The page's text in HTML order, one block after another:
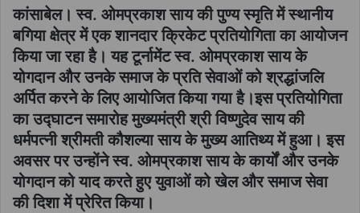
कांसाबेल। स्व. ओमप्रकाश साय की पुण्य स्मृति में स्थानीय
बगिया क्षेत्र में एक शानदार क्रिकेट प्रतियोगिता का आयोजन
किया जा रहा है। यह टूर्नामेंट स्व. ओमप्रकाश साय के
योगदान और उनके समाज के प्रति सेवाओं को श्रद्धांजलि
अर्पित करने के लिए आयोजित किया गया है।इस प्रतियोगिता
का उद्घाटन समारोह मुख्यमंत्री श्री विष्णुदेव साय की
धर्मपत्नी श्रीमती कौशल्या साय के मुख्य आतिथ्य में हुआ। इस
अवसर पर उन्होंने स्व. ओमप्रकाश साय के कार्यों और उनके
योगदान को याद करते हुए युवाओं को खेल और समाज सेवा
की दिशा में प्रेरित किया।